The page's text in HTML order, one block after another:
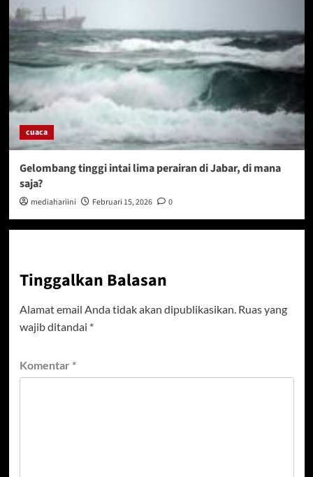
cuaca
Gelombang tinggi intai lima perairan di Jabar, di mana
saja?
mediahariini Februari 15, 2026 0
Tinggalkan Balasan
Alamat email Anda tidak akan dipublikasikan. Ruas yang
wajib ditandai *
Komentar *